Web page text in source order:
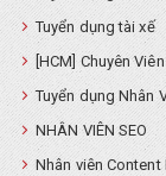
Tuyển dụng tài xế
[HCM] Chuyên
Tuyển dụng Nhân
NHÂN VIÊN SEO
Nhân viên